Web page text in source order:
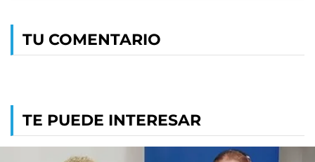
TU COMENTARIO
TE PUEDE INTERESAR